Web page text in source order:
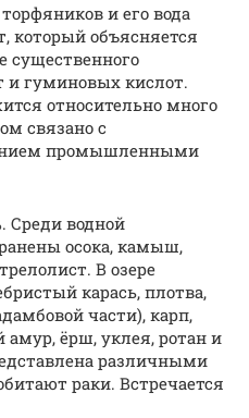
и его вода
который объясняется
существенного
и гуминовых кислот.
относительно много
связано с
промышленными
Среди водной
осока, камыш,
В озере
карась, плотва,
части), карп,
амур, ёрш, уклея, ротан и
различными
раки. Встречается